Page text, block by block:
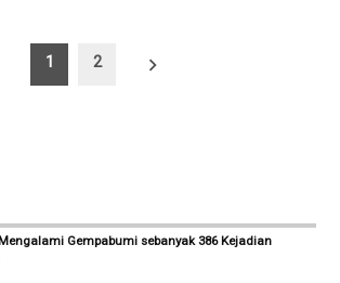
1 2
Gempabumi sebanyak 386 Kejadian